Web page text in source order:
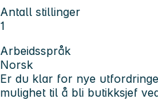
Antall stillinger
1
Arbeidsspråk
Norsk
Er du klar for nye
mulighet til å bli butikksjef